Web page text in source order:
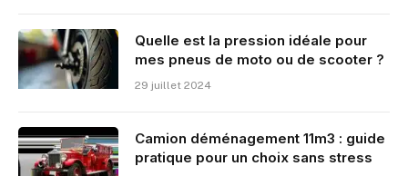
Quelle est la pression idéale pour
mes pneus de moto ou de scooter ?
29 juillet 2024
Camion déménagement 11m3 : guide
pratique pour un choix sans stress